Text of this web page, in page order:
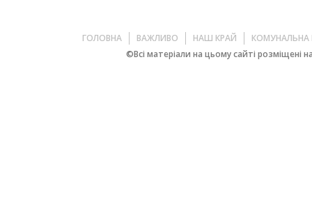
ГОЛОВНА ВАЖЛИВО НАШ КРАЙ
КОМУНАЛЬНА
©Всі матеріали на цьому сайті розміщені